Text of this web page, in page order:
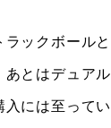
ックボール
とはデュア
には至ってい